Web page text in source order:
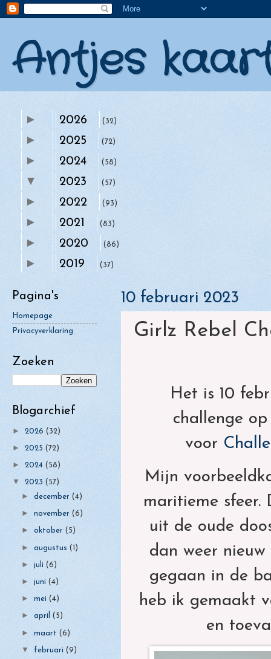
Antjes
► 2026 (32)
► 2025 (72)
► 2024 (58)
▼ 2023 (57)
► december
► november
► oktober
► augustus
► mei
►
▼ februari
52 Weeks To Christmas - Week
7
het aller BES-TE
gewenst
"Groei en
Een mijlpaal... 70
jaar
52 Weeks To
► januari
► 2022 (93)
► 2021 (83)
► 2020 (86)
► 2019 (37)
10 februari 2023
Girlz Rebel
Het is 10
challenge
voor
Mijn
maritieme
uit de oude
dan weer
gegaan in de
heb ik gemaakt
en
Pagina's
Homepage
Privacyverklaring
Zoeken
Blogarchief
► 2026 (32)
► 2025 (72)
► 2024 (58)
▼ 2023 (57)
►december(4)
►november(6)
►oktober(5)
►augustus(1)
►juli(6)
►juni(4)
►mei(4)
►april(5)
►maart(6)
▼ februari(9)